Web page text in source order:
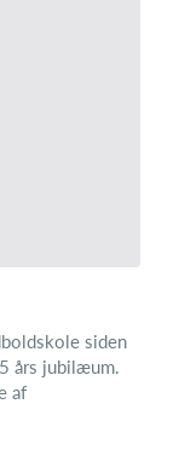
siden
års jubilæum.
af